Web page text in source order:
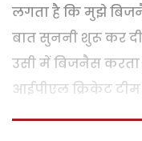
लगता है कि मुझे
बात सुननी शुरू कर
उसी में बिजनैस
आईपीएल क्रिकेट टीम